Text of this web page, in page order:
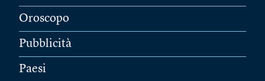
Oroscopo
Pubblicità
Paesi